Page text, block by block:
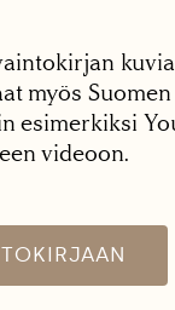
myös
esimerkiksi
videoon.